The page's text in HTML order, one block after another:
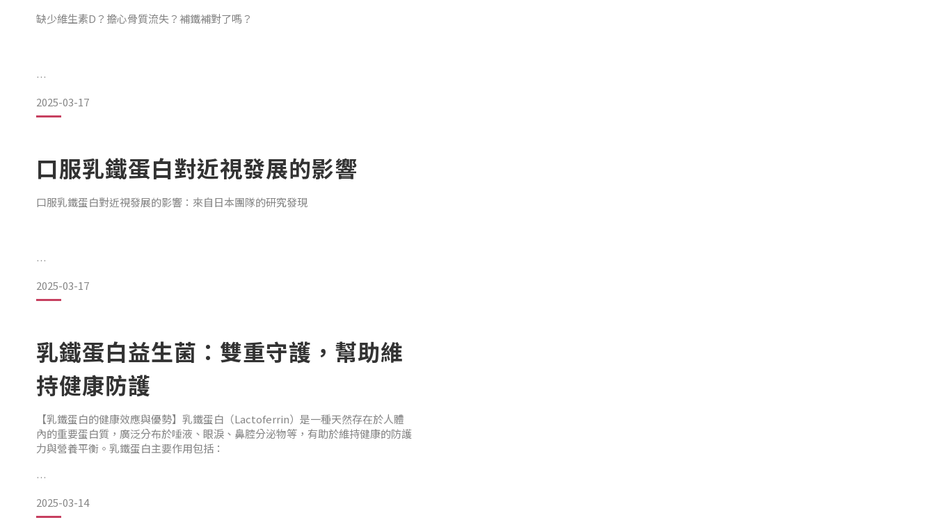
缺少維生素D？擔心骨質流失？補鐵補對了嗎？
運動讓身體更健康，但營養補充不均衡，可能影響體能表現、延長恢復時間，甚至
增加不適風險！你是否有這些困擾？
🔹 運動後恢復較慢、肌肉不適感持續？ 可能與維生素D不足有關！
🔹 鐵的吸收率與補充方式息息相關！
🏆 一瓶多效，【倍而冕益】全面支持運動與日常健康！
Luminous Track Club 知名跑者 李奇儒、楊智宇、黃羿憙，使用一年後的
2025-03-17
口服乳鐵蛋白對近視發展的影響
口服乳鐵蛋白對近視發展的影響：來自日本團隊的研究發現
導讀文獻
Lactoferrin Administration Suppressed Myopia Development through
Matrix Metalloproteinase 2 in a Mouse Model. Nutrients. 2020 Dec 5;12(
2025-03-17
乳鐵蛋白益生菌：雙重守護，幫助維
持健康防護
【乳鐵蛋白的健康效應與優勢】乳鐵蛋白（Lactoferrin）是一種天然存在於人體
內的重要蛋白質，廣泛分布於唾液、眼淚、鼻腔分泌物等，有助於維持健康的防護
力與營養平衡。乳鐵蛋白主要作用包括：
2025-03-14